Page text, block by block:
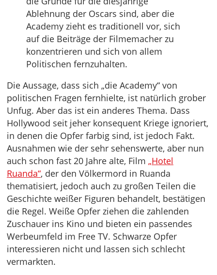
Ablehnung der Oscars sind, aber die
Academy zieht es traditionell vor, sich
auf die Beiträge der Filmemacher zu
konzentrieren und sich von allem
Politischen fernzuhalten.
Die Aussage, dass sich „die Academy“ von
politischen Fragen fernhielte, ist natürlich grober
Unfug. Aber das ist ein anderes Thema. Dass
Hollywood seit jeher konsequent Kriege ignoriert,
in denen die Opfer farbig sind, ist jedoch Fakt.
Ausnahmen wie der sehr sehenswerte, aber nun
auch schon fast 20 Jahre alte, Film „Hotel
Ruanda“, der den Völkermord in Ruanda
thematisiert, jedoch auch zu großen Teilen die
Geschichte weißer Figuren behandelt, bestätigen
die Regel. Weiße Opfer ziehen die zahlenden
Zuschauer ins Kino und bieten ein passendes
Werbeumfeld im Free TV. Schwarze Opfer
interessieren nicht und lassen sich schlecht
vermarkten.